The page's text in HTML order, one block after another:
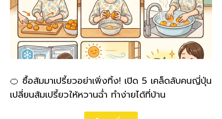
🍊 ซื้อส้มมาเปรี้ยวอย่าเพิ่งทิ้ง! เปิด 5 เคล็ดลับคนญี่ปุ่น
เปลี่ยนส้มเปรี้ยวให้หวานฉ่ำ ทำง่ายได้ที่บ้าน